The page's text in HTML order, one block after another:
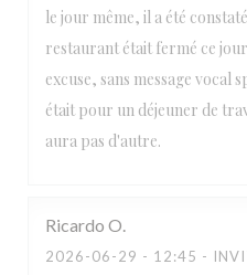
le jour même, il a été
restaurant était fermé ce
excuse, sans message vocal
était pour un déjeuner de
aura pas d'autre.
Ricardo O
2026-06-29 - 12:45 -